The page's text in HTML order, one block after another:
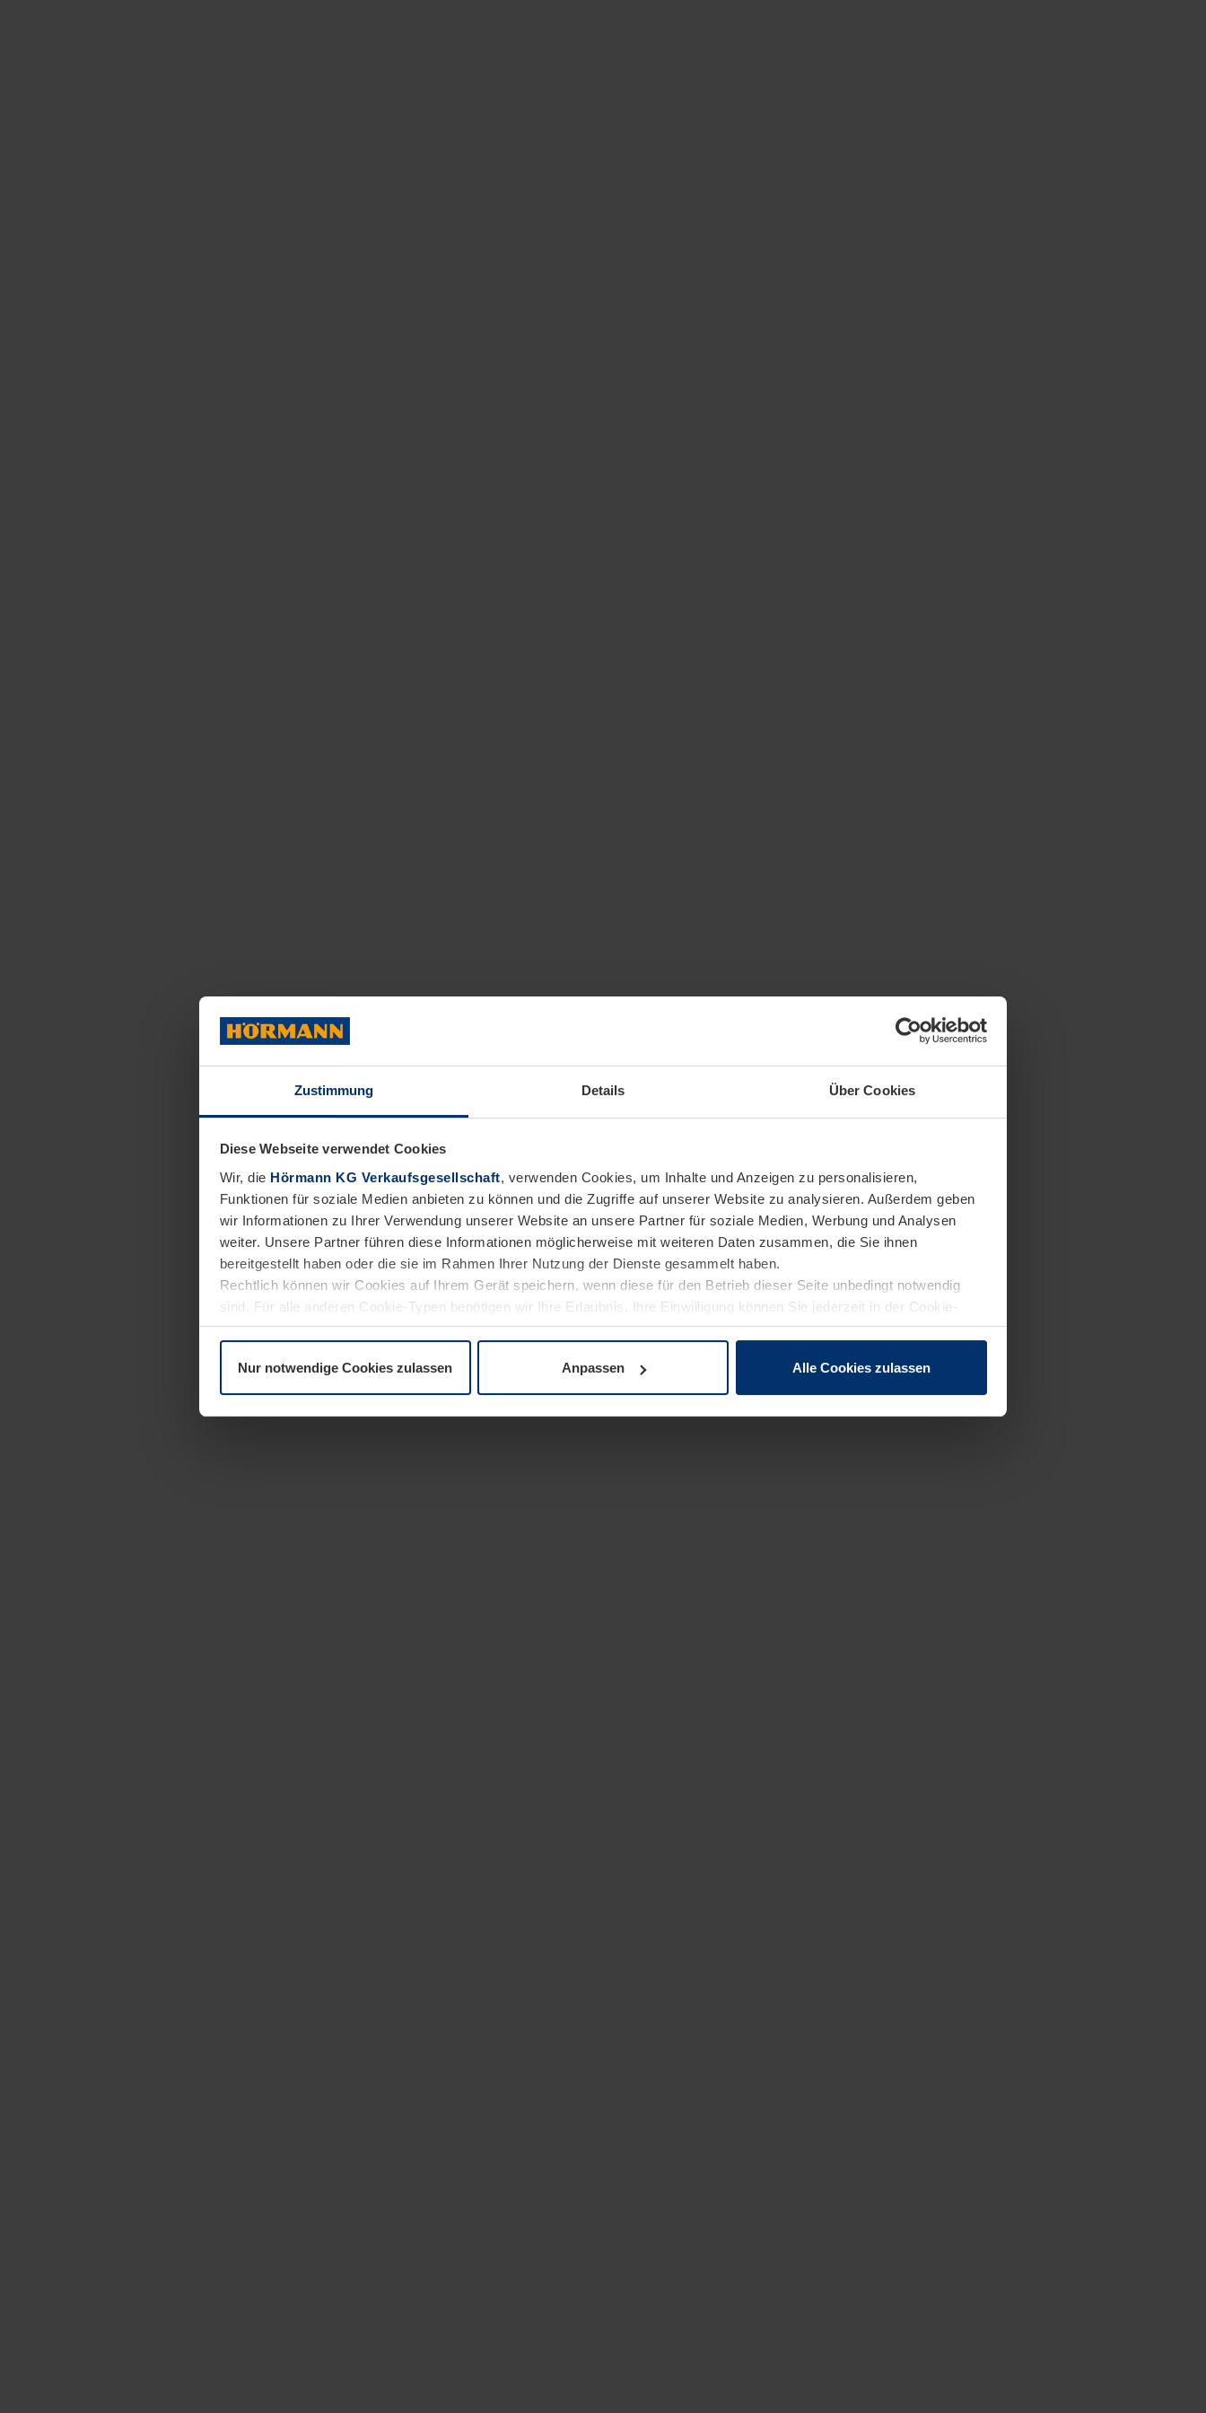
Zustimmung Details Über Cookies
Diese Webseite verwendet Cookies
Wir, die Hörmann KG Verkaufsgesellschaft, verwenden Cookies, um Inhalte und Anzeigen zu personalisieren,
Funktionen für soziale Medien anbieten zu können und die Zugriffe auf unserer Website zu analysieren. Außerdem geben
wir Informationen zu Ihrer Verwendung unserer Website an unsere Partner für soziale Medien, Werbung und Analysen
weiter. Unsere Partner führen diese Informationen möglicherweise mit weiteren Daten zusammen, die Sie ihnen
bereitgestellt haben oder die sie im Rahmen Ihrer Nutzung der Dienste gesammelt haben.
Rechtlich können wir Cookies auf Ihrem Gerät speichern, wenn diese für den Betrieb dieser Seite unbedingt notwendig
sind. Für alle anderen Cookie-Typen benötigen wir Ihre Erlaubnis. Ihre Einwilligung können Sie jederzeit in der Cookie-
Erläuterung auf der SeiteDatenschutzerklärungunserer Website ändern oder widerrufen.
Nur notwendige Cookies zulassen Anpassen Alle Cookies zulassen